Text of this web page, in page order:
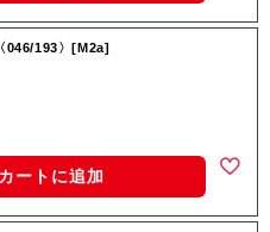
046/193〉[M2a]
カートに追加